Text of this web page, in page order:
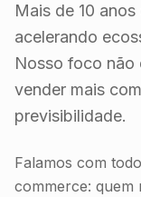
Mais de 10
acelerando
Nosso foco não
vender mais
previsibilidade.
Falamos com
commerce: quem